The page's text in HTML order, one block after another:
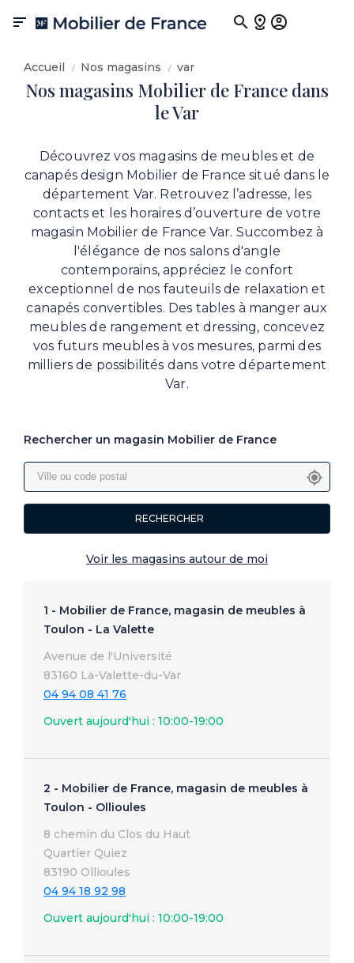

Accueil Nos magasins var
Nos magasins Mobilier de France dans
le Var
Découvrez vos magasins de meubles et de
canapés design Mobilier de France situé dans le
département Var. Retrouvez l’adresse, les
contacts et les horaires d’ouverture de votre
magasin Mobilier de France Var. Succombez à
l'élégance de nos salons d'angle
contemporains, appréciez le confort
exceptionnel de nos fauteuils de relaxation et
canapés convertibles. Des tables à manger aux
meubles de rangement et dressing, concevez
vos futurs meubles à vos mesures, parmi des
milliers de possibilités dans votre département
Var.
Rechercher un magasin Mobilier de France
RECHERCHER
Voir les magasins autour de moi
1 - Mobilier de France, magasin de meubles à
Toulon - La Valette
Avenue de l'Université
83160 La-Valette-du-Var
04 94 08 41 76
Ouvert aujourd'hui : 10:00-19:00
2 - Mobilier de France, magasin de meubles à
Toulon - Ollioules
8 chemin du Clos du Haut
Quartier Quiez
83190 Ollioules
04 94 18 92 98
Ouvert aujourd'hui : 10:00-19:00